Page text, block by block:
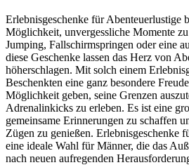
Erlebnisgeschenke für Abenteuerlustige
Möglichkeit, unvergessliche Momente
Jumping, Fallschirmspringen oder eine
diese Geschenke lassen das Herz von
höherschlagen. Mit solch einem
Beschenkten eine ganz besondere
Möglichkeit geben, seine Grenzen
Adrenalinkicks zu erleben. Es ist eine
gemeinsame Erinnerungen zu schaffen
Zügen zu genießen. Erlebnisgeschenke
eine ideale Wahl für Männer, die das
nach neuen aufregenden